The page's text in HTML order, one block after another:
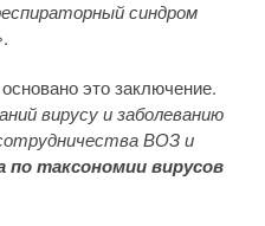
синдром
это заключение.
вирусу и заболеванию
ВОЗ и
таксономии вирусов